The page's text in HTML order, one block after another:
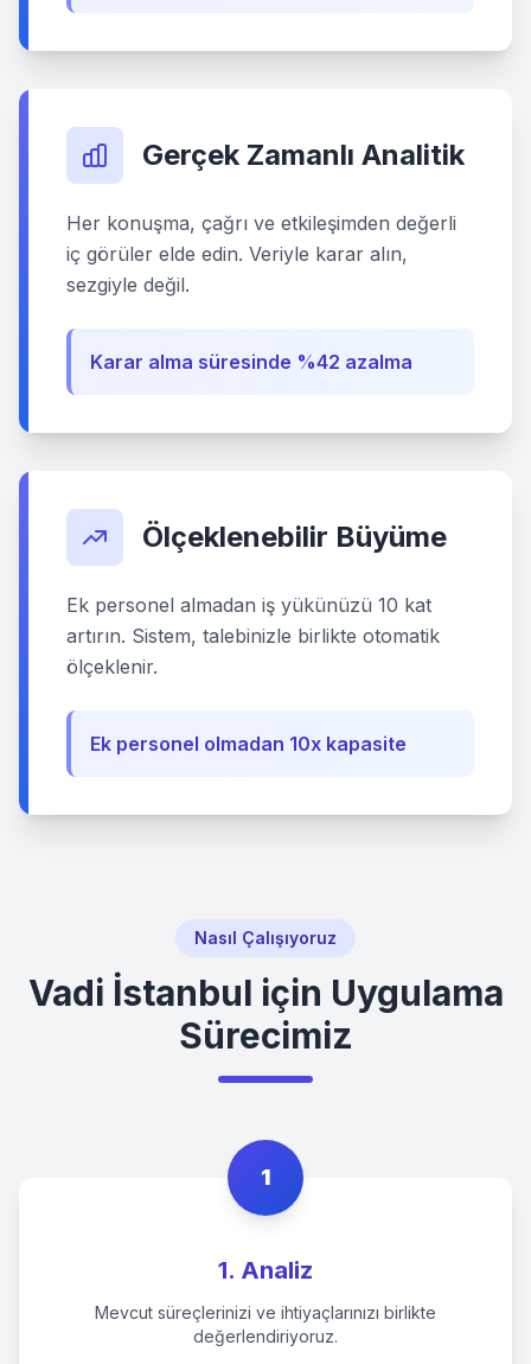
Gerçek Zamanlı Analitik
Her konuşma, çağrı ve etkileşimden değerli
iç görüler elde edin. Veriyle karar alın,
sezgiyle değil.
Karar alma süresinde %42 azalma
Ölçeklenebilir Büyüme
Ek personel almadan iş yükünüzü 10 kat
artırın. Sistem, talebinizle birlikte otomatik
ölçeklenir.
Ek personel olmadan 10x kapasite
Nasıl Çalışıyoruz
Vadi İstanbul için Uygulama
Sürecimiz
1
1. Analiz
Mevcut süreçlerinizi ve ihtiyaçlarınızı birlikte
değerlendiriyoruz.